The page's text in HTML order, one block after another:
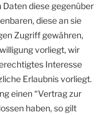
Daten diese gegenüber
diese an sie
Zugriff gewähren,
vorliegt, wir
Interesse
Erlaubnis vorliegt.
einen “Vertrag zur
haben, so gilt